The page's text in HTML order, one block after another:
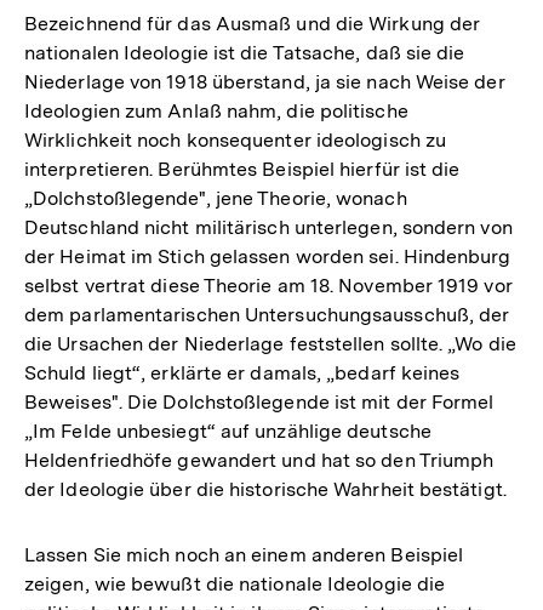
der
Fußnote
Bezeichnend für das Ausmaß und die Wirkung der
nationalen Ideologie ist die Tatsache, daß sie die
Niederlage von 1918 überstand, ja sie nach Weise der
Ideologien zum Anlaß nahm, die politische
Wirklichkeit noch konsequenter ideologisch zu
interpretieren. Berühmtes Beispiel hierfür ist die
„Dolchstoßlegende", jene Theorie, wonach
Deutschland nicht militärisch unterlegen, sondern von
der Heimat im Stich gelassen worden sei. Hindenburg
selbst vertrat diese Theorie am 18. November 1919 vor
dem parlamentarischen Untersuchungsausschuß, der
die Ursachen der Niederlage feststellen sollte. „Wo die
Schuld liegt“, erklärte er damals, „bedarf keines
Beweises". Die Dolchstoßlegende ist mit der Formel
„Im Felde unbesiegt“ auf unzählige deutsche
Heldenfriedhöfe gewandert und hat so den Triumph
der Ideologie über die historische Wahrheit bestätigt.
Lassen Sie mich noch an einem anderen Beispiel
zeigen, wie bewußt die nationale Ideologie die